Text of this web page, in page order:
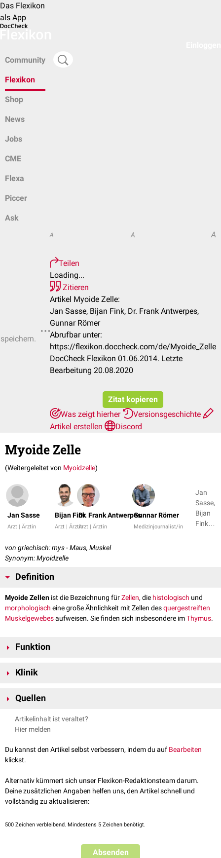
Das Flexikon
als App
Community
Flexikon
Shop
News
Jobs
CME
Flexa
Piccer
Ask
A A A
Teilen
Loading...
Zitieren
Artikel Myoide Zelle:
Jan Sasse, Bijan Fink, Dr. Frank Antwerpes,
Gunnar Römer
Abrufbar unter:
https://flexikon.doccheck.com/de/Myoide_Zelle
DocCheck Flexikon 01.06.2014. Letzte
Bearbeitung 20.08.2020
Zitat kopieren
Was zeigt hierher
Versionsgeschichte
Artikel erstellen
Discord
Myoide Zelle
(Weitergeleitet von Myoidzelle)
Jan Sasse
Arzt | Ärztin
Bijan Fink
Arzt | Ärztin
Dr. Frank Antwerpes
Arzt | Ärztin
Gunnar Römer
Medizinjournalist/in
Jan
Sasse,
Bijan
Fink +
von griechisch: mys - Maus, Muskel
Synonym: Myoidzelle
Definition
Myoide Zellen ist die Bezeichnung fürZellen, die histologisch und
morphologisch eine große Ähnlichkeit mit Zellen desquergestreiften
Muskelgewebesaufweisen. Sie finden sich insbesondere imThymus.
Funktion
können vermutlich
Klinik
gravisin Zusammenhang gebracht.
Quellen
Le Panse R., Berrih-Ajnin S.
from apoptosis and modulate their differentiation: implication of the
472, abgerufen am 20.08.2020
Artikelinhalt ist veraltet?
Hier melden
Du kannst den Artikel selbst verbessern, indem du auf Bearbeiten
klickst.
Alternativ kümmert sich unser Flexikon-Redaktionsteam darum.
Deine zusätzlichen Angaben helfen uns, den Artikel schnell und
vollständig zu aktualisieren:
500 Zeichen verbleibend. Mindestens 5 Zeichen benötigt.
Absenden